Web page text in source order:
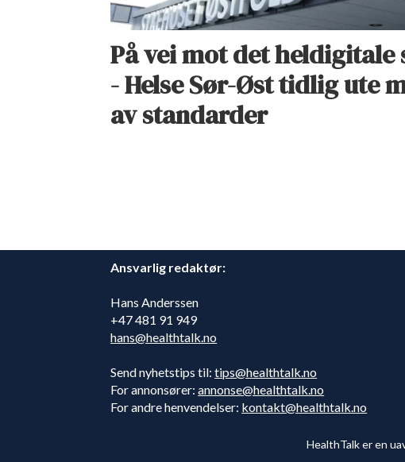
På vei mot det heldigitale
- Helse Sør-Øst tidlig ute
av standarder
Ansvarlig redaktør:
Hans Anderssen
+47 481 91 949
hans@healthtalk.no
Send nyhetstips til:tips@healthtalk.no
For annonsører:annonse@healthtalk.no
For andre henvendelser: kontakt@healthtalk.no
HealthTalk er en